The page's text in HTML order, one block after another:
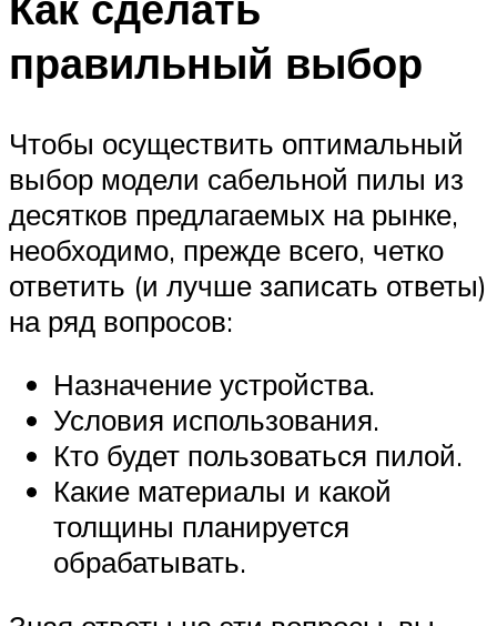
правильный выбор
Чтобы осуществить оптимальный
выбор модели сабельной пилы из
десятков предлагаемых на рынке,
необходимо, прежде всего, четко
ответить (и лучше записать ответы)
на ряд вопросов:
Назначение устройства.
Условия использования.
Кто будет пользоваться пилой.
Какие материалы и какой
толщины планируется
обрабатывать.